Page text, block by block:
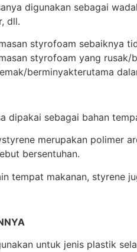
digunakan sebagai
dll.
styrofoam sebaiknya
styrofoam yang
berminyakterutama
dipakai sebagai bahan
merupakan polimer
bersentuhan.
tempat makanan, styrene
untuk jenis plastik